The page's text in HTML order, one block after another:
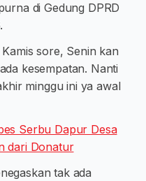
di Gedung DPRD
sore, Senin kan
kesempatan. Nanti
minggu ini ya awal
Serbu Dapur Desa
dari Donatur
tak ada